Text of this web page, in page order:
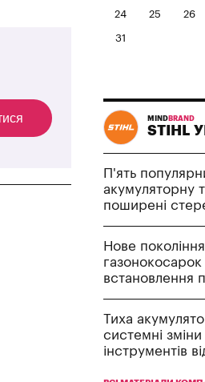
24 25 26
31
MIND BRAND
STIHL
П'ять
акумуляторну
поширені
Нове
встановлення
Тиха
системні
інструментів